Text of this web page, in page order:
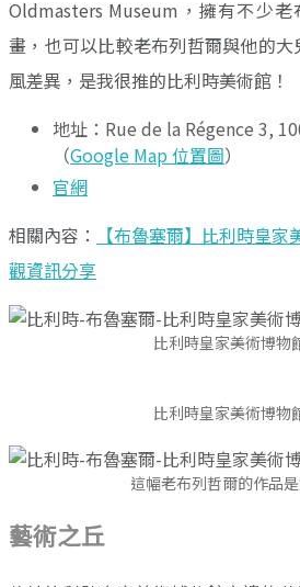
Oldmasters Museum，擁有不少
畫，也可以比較老布列哲爾與他的
風差異，是我很推的比利時美術館！
地址：Rue de la Régence 3,
（Google Map 位置圖）
官網
相關內容：
【布魯塞爾】比利時皇
觀資訊分享
比利時皇家美術博物
比利時皇家美術博物
這幅老布列哲爾的作品
藝術之丘